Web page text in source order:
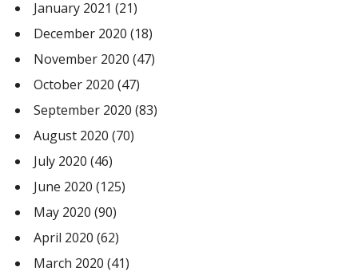
January 2021 (21)
December 2020 (18)
November 2020 (47)
October 2020 (47)
September 2020 (83)
August 2020 (70)
July 2020 (46)
June 2020 (125)
May 2020 (90)
April 2020 (62)
March 2020 (41)